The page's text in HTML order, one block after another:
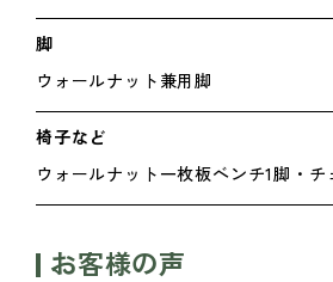
脚
ウォールナット兼用脚
椅子など
ウォールナット一枚板ベンチ1脚・チ
お客様の声